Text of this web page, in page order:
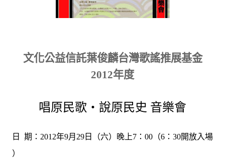
文化公益信託葉俊麟台灣歌謠推展基金
2012年度
唱原民歌‧說原民史 音樂會
日 期 ： 2012年9月29日 （六）晚上7 ： 00 （6 ： 30開放入場
）